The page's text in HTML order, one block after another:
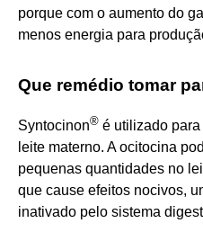
porque com o aumento do
menos energia para
Que remédio tomar
Syntocinon® é utilizado
leite materno. A ocitocina
pequenas quantidades no
que cause efeitos nocivos,
inativado pelo sistema